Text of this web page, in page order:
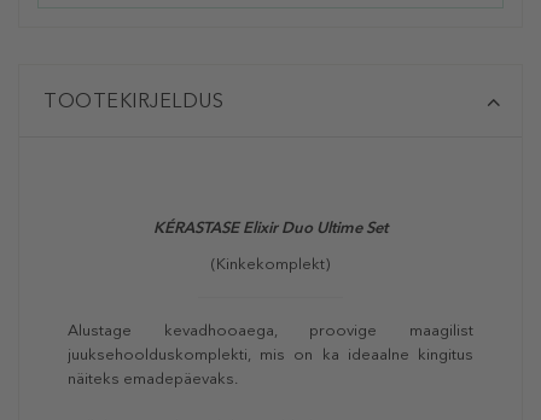
TOOTEKIRJELDUS
KÉRASTASE Elixir Duo Ultime Set
(Kinkekomplekt)
Alustage kevadhooaega, proovige maagilist
juuksehoolduskomplekti, mis on ka ideaalne kingitus
näiteks emadepäevaks.